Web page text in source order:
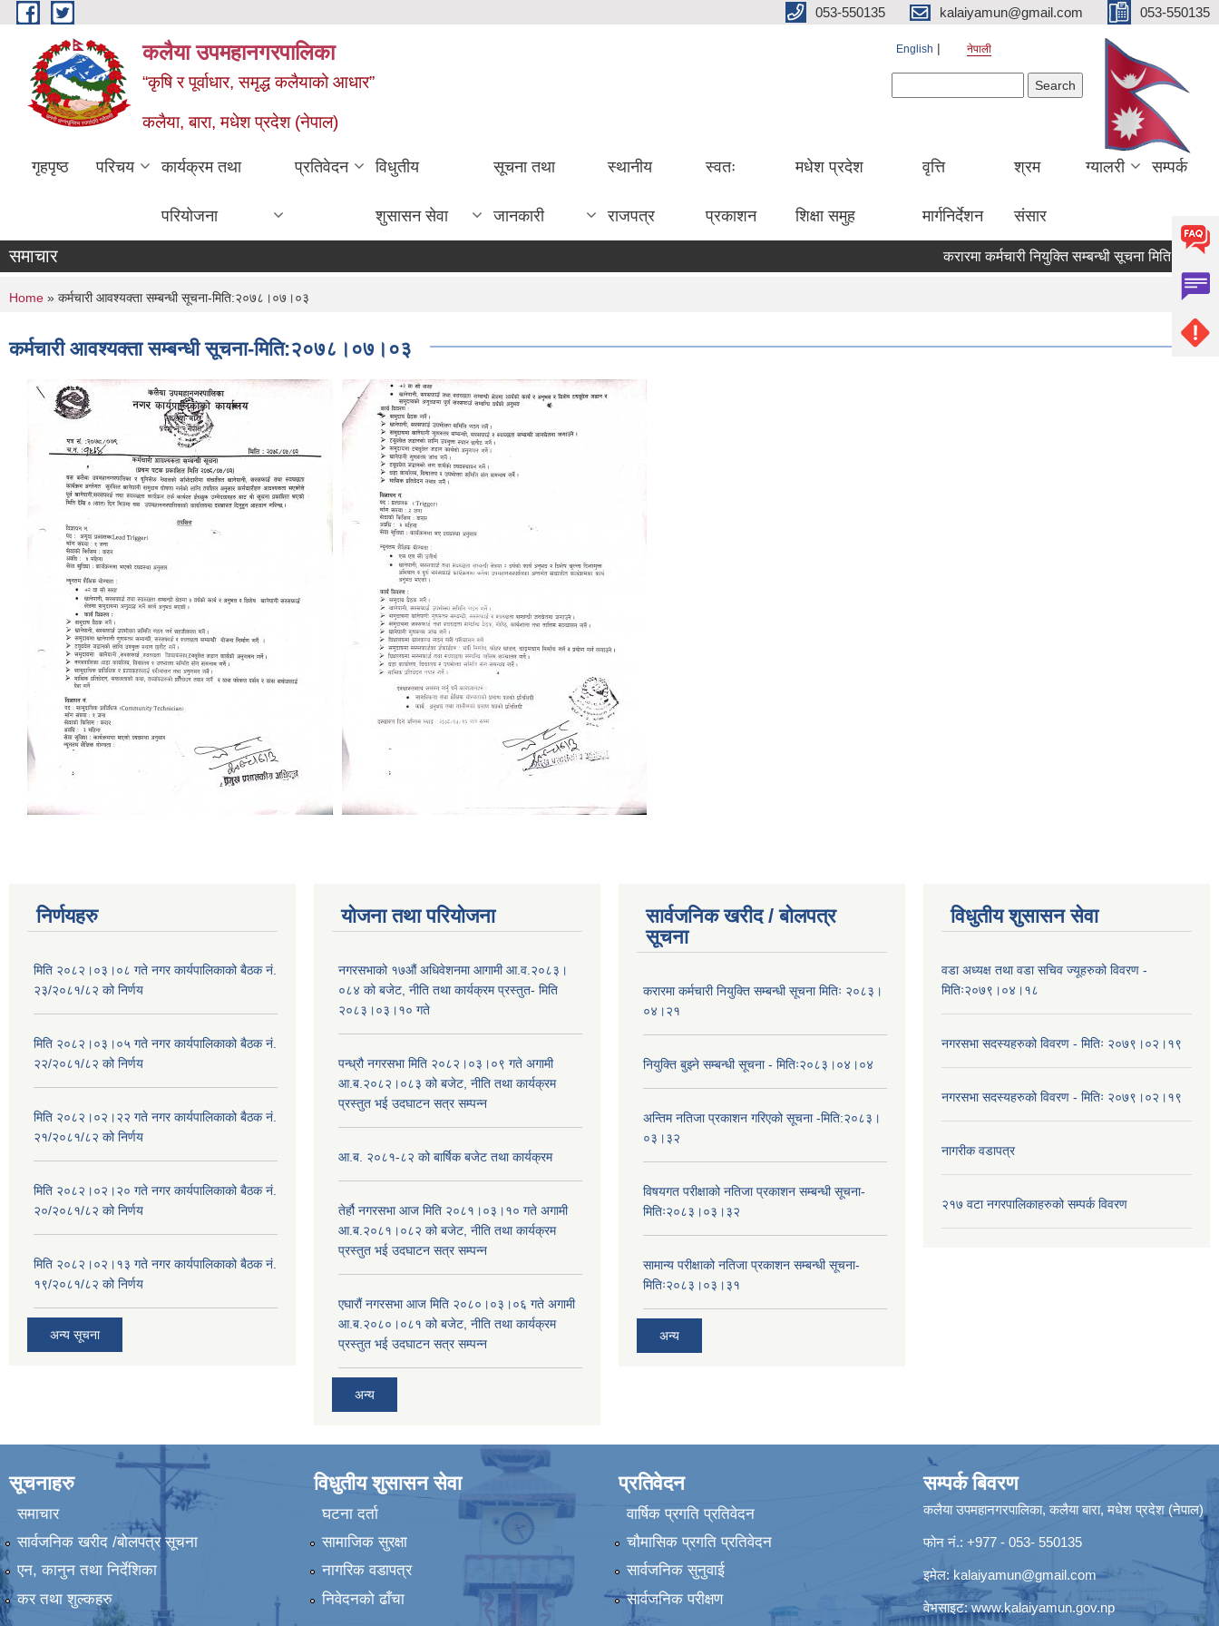
Skip to main content 053-550135 kalaiyamun@gmail.com 053-550135
कलैया उपमहानगरपालिका
“कृषि र पूर्वाधार, समृद्ध कलैयाको आधार”
कलैया, बारा, मधेश प्रदेश (नेपाल)
English नेपाली
गृहपृष्ठ परिचय कार्यक्रम तथा
परियोजना
प्रतिवेदन विधुतीय
शुसासन सेवा
सूचना तथा
जानकारी
स्थानीय
राजपत्र
स्वतः
प्रकाशन
मधेश प्रदेश
शिक्षा समुह
वृत्ति
मार्गनिर्देशन
श्रम
संसार
ग्यालरी सम्पर्क
समाचार करारमा कर्मचारी नियुक्ति सम्बन्धी सूचना मितिः
You are here
Home » कर्मचारी आवश्यक्ता सम्बन्धी सूचना-मिति:२०७८।०७।०३
कर्मचारी आवश्यक्ता सम्बन्धी सूचना-मिति:२०७८।०७।०३
निर्णयहरु
मिति २०८२।०३।०८ गते नगर कार्यपालिकाको बैठक नं.
२३/२०८१/८२ को निर्णय
मिति २०८२।०३।०५ गते नगर कार्यपालिकाको बैठक नं.
२२/२०८१/८२ को निर्णय
मिति २०८२।०२।२२ गते नगर कार्यपालिकाको बैठक नं.
२१/२०८१/८२ को निर्णय
मिति २०८२।०२।२० गते नगर कार्यपालिकाको बैठक नं.
२०/२०८१/८२ को निर्णय
मिति २०८२।०२।१३ गते नगर कार्यपालिकाको बैठक नं.
१९/२०८१/८२ को निर्णय
अन्य सूचना
योजना तथा परियोजना
नगरसभाको १७औं अधिवेशनमा आगामी आ.व.२०८३।
०८४ को बजेट, नीति तथा कार्यक्रम प्रस्तुत- मिति
२०८३।०३।१० गते
पन्ध्रौ नगरसभा मिति २०८२।०३।०९ गते अगामी
आ.ब.२०८२।०८३ को बजेट, नीति तथा कार्यक्रम
प्रस्तुत भई उदघाटन सत्र सम्पन्न
आ.ब. २०८१-८२ को बार्षिक बजेट तथा कार्यक्रम
तेर्हौ नगरसभा आज मिति २०८१।०३।१० गते अगामी
आ.ब.२०८१।०८२ को बजेट, नीति तथा कार्यक्रम
प्रस्तुत भई उदघाटन सत्र सम्पन्न
एघारौं नगरसभा आज मिति २०८०।०३।०६ गते अगामी
आ.ब.२०८०।०८१ को बजेट, नीति तथा कार्यक्रम
प्रस्तुत भई उदघाटन सत्र सम्पन्न
अन्य
सार्वजनिक खरीद / बोलपत्र
सूचना
करारमा कर्मचारी नियुक्ति सम्बन्धी सूचना मितिः २०८३।
०४।२१
नियुक्ति बुझ्ने सम्बन्धी सूचना - मितिः२०८३।०४।०४
अन्तिम नतिजा प्रकाशन गरिएको सूचना -मिति:२०८३।
०३।३२
विषयगत परीक्षाको नतिजा प्रकाशन सम्बन्धी सूचना-
मितिः२०८३।०३।३२
सामान्य परीक्षाको नतिजा प्रकाशन सम्बन्धी सूचना-
मितिः२०८३।०३।३१
अन्य
विधुतीय शुसासन सेवा
वडा अध्यक्ष तथा वडा सचिव ज्यूहरुको विवरण -
मितिः२०७९।०४।१८
नगरसभा सदस्यहरुको विवरण - मितिः २०७९।०२।१९
नगरसभा सदस्यहरुको विवरण - मितिः २०७९।०२।१९
नागरीक वडापत्र
२१७ वटा नगरपालिकाहरुको सम्पर्क विवरण
सूचनाहरु
समाचार
सार्वजनिक खरीद /बोलपत्र सूचना
एन, कानुन तथा निर्देशिका
कर तथा शुल्कहरु
विधुतीय शुसासन सेवा
घटना दर्ता
सामाजिक सुरक्षा
नागरिक वडापत्र
निवेदनको ढाँचा
प्रतिवेदन
वार्षिक प्रगति प्रतिवेदन
चौमासिक प्रगति प्रतिवेदन
सार्वजनिक सुनुवाई
सार्वजनिक परीक्षण
सम्पर्क बिवरण
कलैया उपमहानगरपालिका, कलैया बारा, मधेश प्रदेश (नेपाल)
फोन नं.: +977 - 053- 550135
इमेल: kalaiyamun@gmail.com
वेभसाइट:www.kalaiyamun.gov.np